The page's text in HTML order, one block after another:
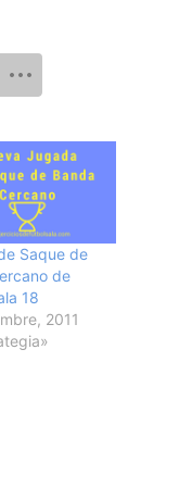
Saque de
de
18
2011